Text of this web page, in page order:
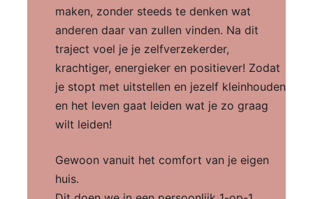
maken, zonder steeds te denken wat
anderen daar van zullen vinden. Na dit
traject voel je je zelfverzekerder,
krachtiger, energieker en positiever! Zodat
je stopt met uitstellen en jezelf kleinhouden
en het leven gaat leiden wat je zo graag
wilt leiden!
Gewoon vanuit het comfort van je eigen
huis.